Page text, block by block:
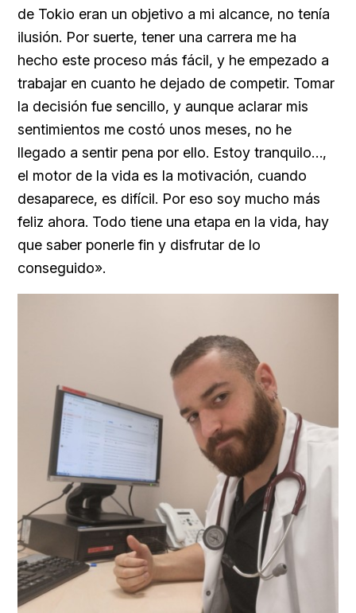
de Tokio eran un objetivo a mi alcance, no tenía
ilusión. Por suerte, tener una carrera me ha
hecho este proceso más fácil, y he empezado a
trabajar en cuanto he dejado de competir. Tomar
la decisión fue sencillo, y aunque aclarar mis
sentimientos me costó unos meses, no he
llegado a sentir pena por ello. Estoy tranquilo…,
el motor de la vida es la motivación, cuando
desaparece, es difícil. Por eso soy mucho más
feliz ahora. Todo tiene una etapa en la vida, hay
que saber ponerle fin y disfrutar de lo
conseguido».